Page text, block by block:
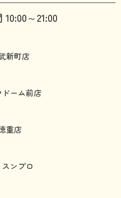
～21:00
新町店
ーム前店
重店
スンプロ